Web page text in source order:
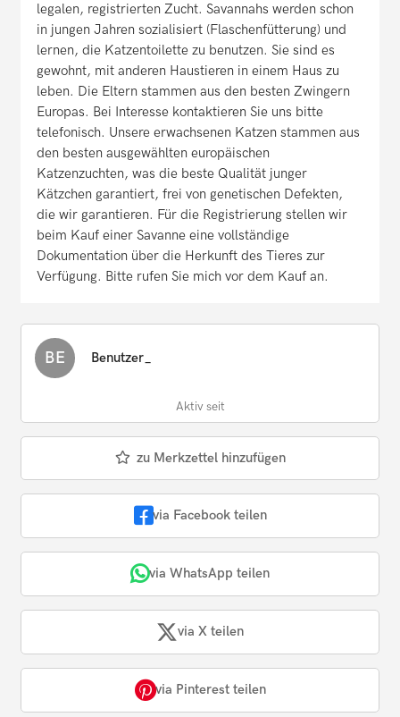
legalen, registrierten Zucht. Savannahs werden schon
in jungen Jahren sozialisiert (Flaschenfütterung) und
lernen, die Katzentoilette zu benutzen. Sie sind es
gewohnt, mit anderen Haustieren in einem Haus zu
leben. Die Eltern stammen aus den besten Zwingern
Europas. Bei Interesse kontaktieren Sie uns bitte
telefonisch. Unsere erwachsenen Katzen stammen aus
den besten ausgewählten europäischen
Katzenzuchten, was die beste Qualität junger
Kätzchen garantiert, frei von genetischen Defekten,
die wir garantieren. Für die Registrierung stellen wir
beim Kauf einer Savanne eine vollständige
Dokumentation über die Herkunft des Tieres zur
Verfügung. Bitte rufen Sie mich vor dem Kauf an.
BE Benutzer_
Aktiv seit
zu Merkzettel hinzufügen
via Facebook teilen
via WhatsApp teilen
via X teilen
via Pinterest teilen